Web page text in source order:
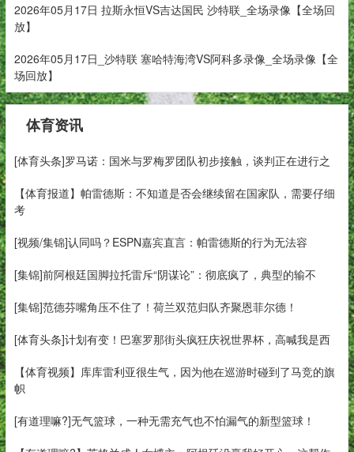
2026年05月17日 拉斯永恒VS吉达国民 沙特联_全场录像【全场回
放】
2026年05月17日_沙特联 塞哈特海湾VS阿科多录像_全场录像【全
场回放】
体育资讯
[体育头条]罗马诺：国米与罗梅罗团队初步接触，谈判正在进行之
【体育报道】帕雷德斯：不知道是否会继续留在国家队，需要仔细
考
[视频/集锦]认同吗？ESPN嘉宾直言：帕雷德斯的行为无法容
[集锦]前阿根廷国脚拉托雷斥“阴谋论”：彻底疯了，典型的输不
[集锦]范德芬嘴角压不住了！荷兰双范归队齐聚恩菲尔德！
[体育头条]计划有变！巴塞罗那街头疯狂庆祝世界杯，高喊我是西
【体育视频】库库雷利亚很生气，因为他在巡游时碰到了马竞的旗
帜
[有道理嘛?]无气篮球，一种无需充气也不怕漏气的新型篮球！